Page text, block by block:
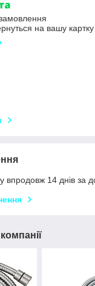
на вашу картку
впродовж 14 днів за